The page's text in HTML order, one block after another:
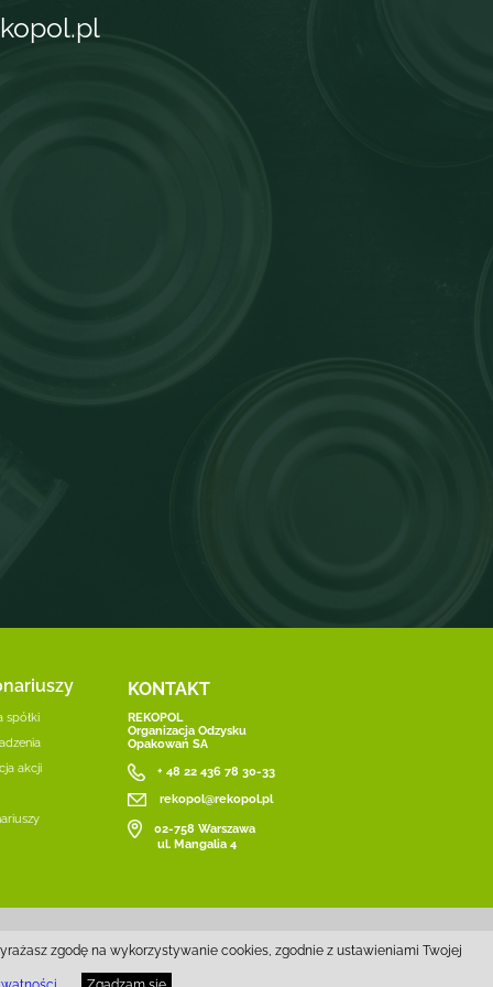
spółki
akcji
KONTAKT
REKOPOL
Organizacja Odzysku
Opakowań SA
+ 48 22 436 78 30-33
rekopol@rekopol.pl
02-758 Warszawa
ul. Mangalia 4
zgodę na wykorzystywanie cookies, zgodnie z ustawieniami Twojej